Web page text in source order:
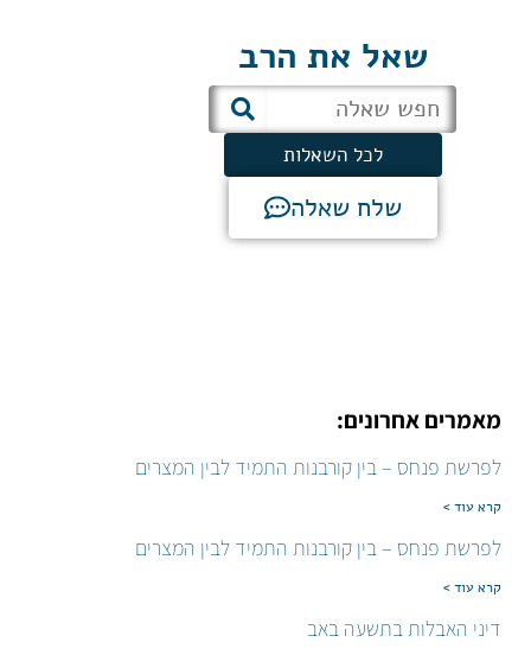
שאל את הרב
לכל השאלות
שלח שאלה
מאמרים אחרונים:
לפרשת פנחס – בין קורבנות התמיד לבין המצרים
קרא עוד >
לפרשת פנחס – בין קורבנות התמיד לבין המצרים
קרא עוד >
דיני האבלות בתשעה באב